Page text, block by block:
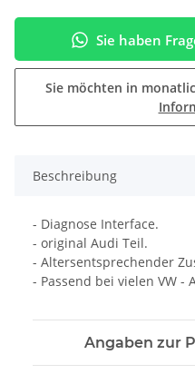
Sie haben
Sie möchten in
Beschreibung
- Diagnose Interface.
- original Audi Teil.
- Altersentsprechender
- Passend bei vielen VW -
Angaben zur